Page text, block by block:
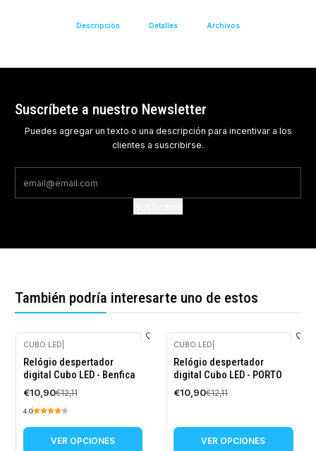
Descripción Detalles Archivos
Suscríbete a nuestro Newsletter
Puedes agregar un texto o una descripción para incentivar a los
clientes a suscribirse.
También podría interesarte uno de estos
-10%
OFF
CUBO.LED
Relógio despertador
digital Cubo LED - Benfica
€10,90€12,11
4.0
VER OPCIONES
-10%
OFF
CUBO.LED
Relógio despertador
digital Cubo LED - PORTO
€10,90€12,11
VER OPCIONES